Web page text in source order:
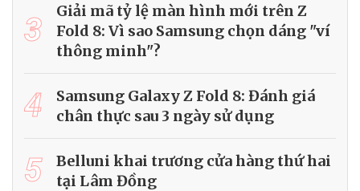
3
Giải mã tỷ lệ màn hình mới trên Z
Fold 8: Vì sao Samsung chọn dáng "ví
thông minh"?
4
Samsung Galaxy Z Fold 8: Đánh giá
chân thực sau 3 ngày sử dụng
5
Belluni khai trương cửa hàng thứ hai
tại Lâm Đồng